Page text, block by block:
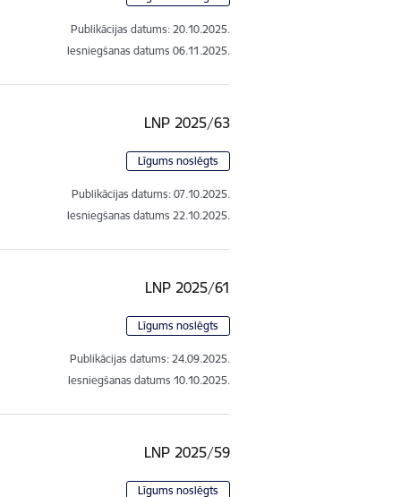
Publikācijas datums: 20.10.2025.
Iesniegšanas datums 06.11.2025.
LNP 2025/63
Līgums noslēgts
Publikācijas datums: 07.10.2025.
Iesniegšanas datums 22.10.2025.
LNP 2025/61
Līgums noslēgts
Publikācijas datums: 24.09.2025.
Iesniegšanas datums 10.10.2025.
LNP 2025/59
Līgums noslēgts